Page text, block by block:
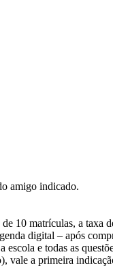
amigo indicado.
10 matrículas, a taxa
digital – após
e todas as
vale a primeira